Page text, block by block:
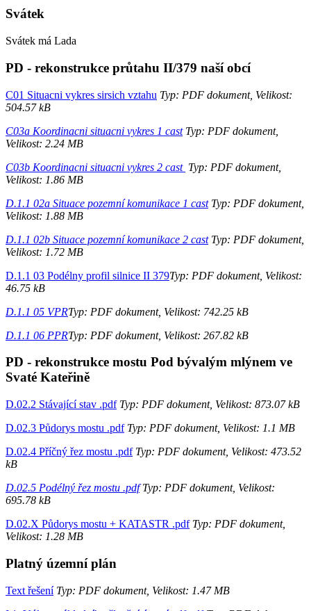
Svátek
Svátek má Lada
PD - rekonstrukce průtahu II/379 naší obcí
C01 Situacni vykres sirsich vztahu Typ: PDF dokument, Velikost:
504.57 kB
C03a Koordinacni situacni vykres 1 castTyp: PDF dokument,
Velikost: 2.24 MB
C03b Koordinacni situacni vykres 2 cast Typ: PDF dokument,
Velikost: 1.86 MB
D.1.1 02a Situace pozemní komunikace 1 castTyp: PDF dokument,
Velikost: 1.88 MB
D.1.1 02b Situace pozemní komunikace 2 castTyp: PDF dokument,
Velikost: 1.72 MB
D.1.1 03 Podélny profil silnice II 379Typ: PDF dokument, Velikost:
46.75 kB
D.1.1 05 VPRTyp: PDF dokument, Velikost: 742.25 kB
D.1.1 06 PPRTyp: PDF dokument, Velikost: 267.82 kB
PD - rekonstrukce mostu Pod bývalým mlýnem ve
Svaté Kateřině
D.02.2 Stávající stav .pdfTyp: PDF dokument, Velikost: 873.07 kB
D.02.3 Půdorys mostu .pdfTyp: PDF dokument, Velikost: 1.1 MB
D.02.4 Příčný řez mostu .pdfTyp: PDF dokument, Velikost: 473.52
kB
D.02.5 Podélný řez mostu .pdfTyp: PDF dokument, Velikost:
695.78 kB
D.02.X Půdorys mostu + KATASTR .pdfTyp: PDF dokument,
Velikost: 1.28 MB
Platný územní plán
Text řešeníTyp: PDF dokument, Velikost: 1.47 MB